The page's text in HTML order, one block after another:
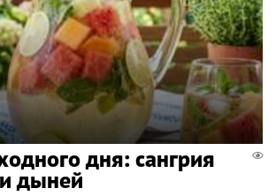
дня: сангрия
дыней